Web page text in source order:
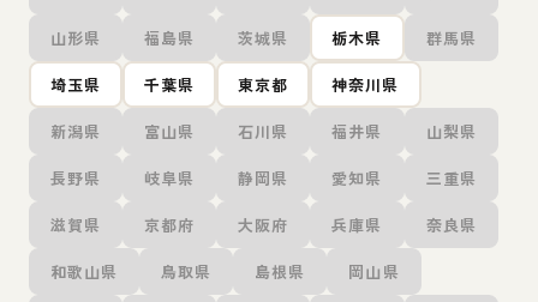
山形県 福島県 茨城県 栃木県 群馬県
埼玉県 千葉県 東京都 神奈川県
新潟県 富山県 石川県 福井県 山梨県
長野県 岐阜県 静岡県 愛知県 三重県
滋賀県 京都府 大阪府 兵庫県 奈良県
和歌山県 鳥取県 島根県 岡山県